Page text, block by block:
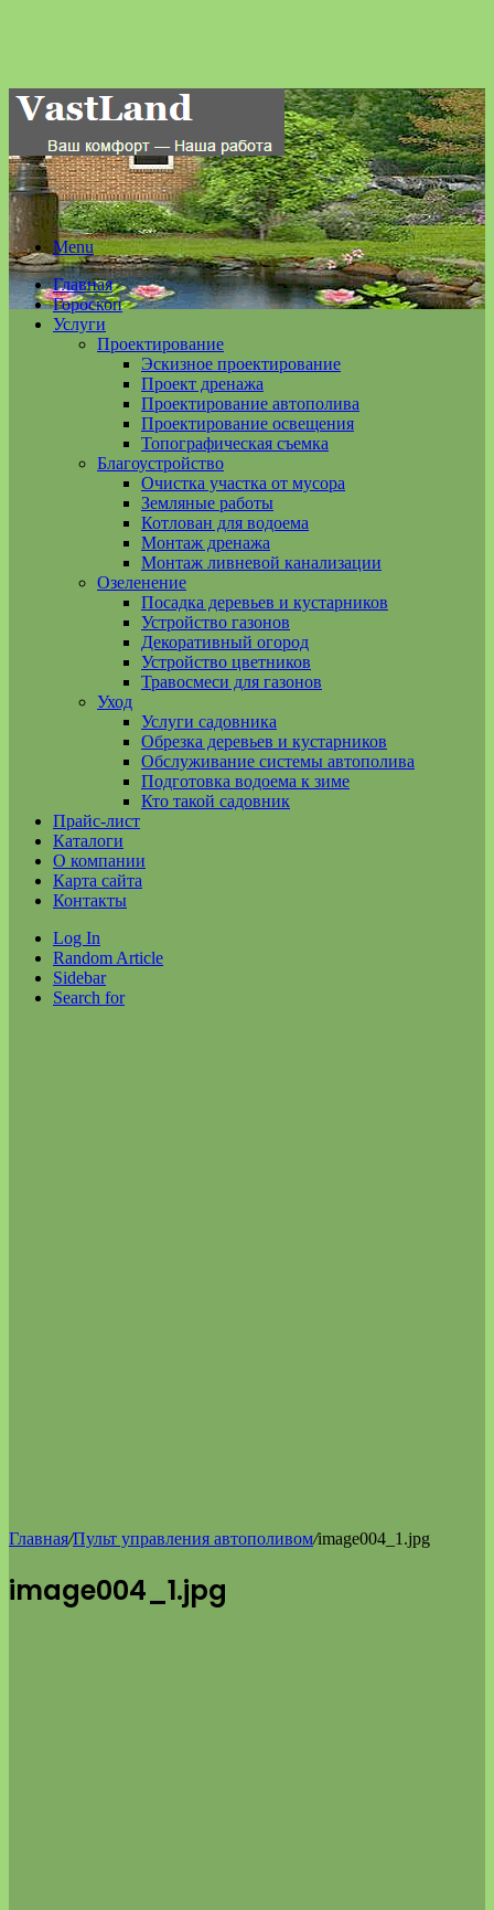
Menu
Главная
Гороскоп
Услуги
Проектирование
Эскизное проектирование
Проект дренажа
Проектирование автополива
Проектирование освещения
Топографическая съемка
Благоустройство
Очистка участка от мусора
Земляные работы
Котлован для водоема
Монтаж дренажа
Монтаж ливневой канализации
Озеленение
Посадка деревьев и кустарников
Устройство газонов
Декоративный огород
Устройство цветников
Травосмеси для газонов
Уход
Услуги садовника
Обрезка деревьев и кустарников
Обслуживание системы автополива
Подготовка водоема к зиме
Кто такой садовник
Прайс-лист
Каталоги
О компании
Карта сайта
Контакты
Log In
Random Article
Sidebar
Search for
Главная/Пульт управления автополивом/image004_1.jpg
image004_1.jpg